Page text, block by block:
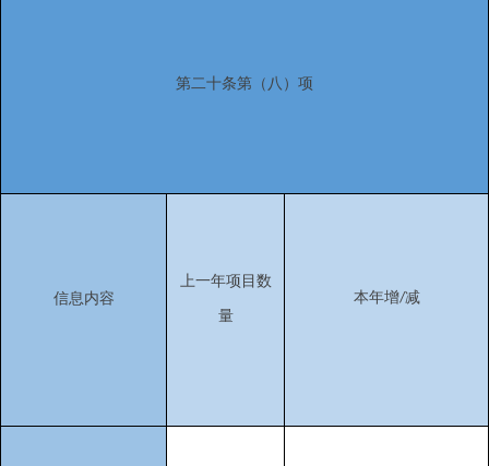
第二十条第（八）项
信息内容
上一年项目数
量
本年增/减